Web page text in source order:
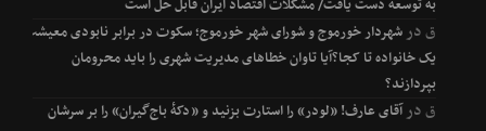
به توسعه دست یافت/ مشکلات اقتصاد ایران قابل حل است
قدرشهردار خورموج و شورای شهر خورموج؛ سکوت در برابر نابودی معیشت
یک خانواده تا کجا؟آیا تاوان خطاهای مدیریت شهری را باید محرومان
بپردازند؟
قدرآقای عارف! «لودر» را استارت بزنید و «دکۀ باج‌گیران» را بر سرشان